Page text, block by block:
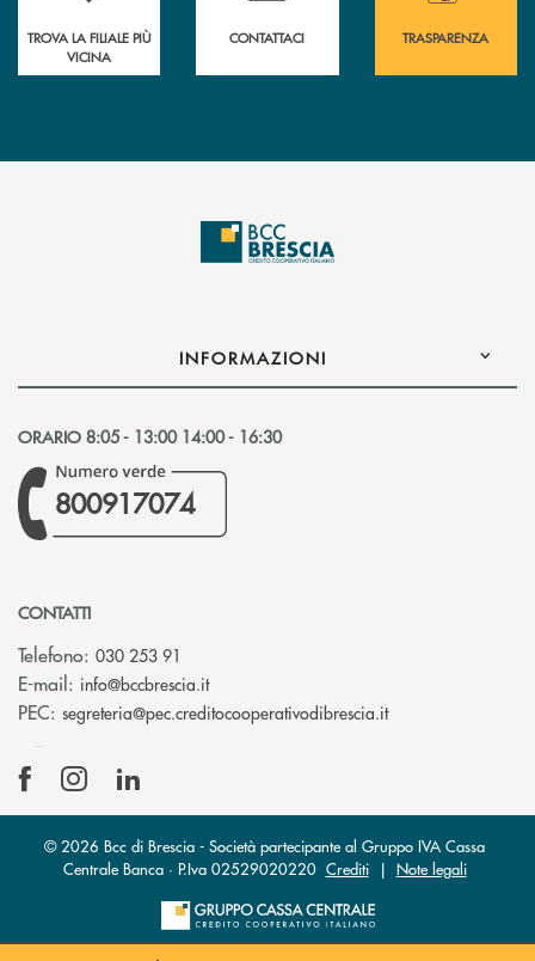
TROVA LA FILIALE PIÙ
VICINA
CONTATTACI TRASPARENZA
INFORMAZIONI
ORARIO 8:05 - 13:00 14:00 - 16:30
800917074
CONTATTI
Telefono: 030 253 91
E-mail: info@bccbrescia.it(si apre l’app di posta elettronica)
PEC: segreteria@pec.creditocooperativodibrescia.it(si apre l’app di
© 2026 Bcc di Brescia - Società partecipante al Gruppo IVA Cassa
Centrale Banca · P.Iva 02529020220 Crediti| Note legali